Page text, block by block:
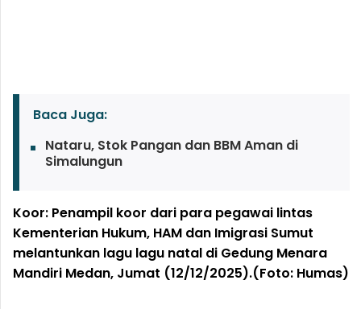
Baca Juga:
Nataru, Stok Pangan dan BBM Aman di
Simalungun
Koor: Penampil koor dari para pegawai lintas
Kementerian Hukum, HAM dan Imigrasi Sumut
melantunkan lagu lagu natal di Gedung Menara
Mandiri Medan, Jumat (12/12/2025).(Foto: Humas)